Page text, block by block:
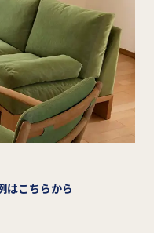
はこちらから